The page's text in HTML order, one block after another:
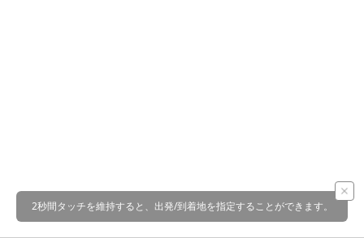
2秒間タッチを維持すると、出発/到着地を指定することができます。